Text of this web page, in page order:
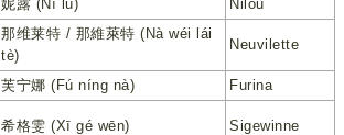
妮露 (Nī lù)
Nilou
那维莱特 / 那維萊特 (Nà wéi lái
tè)
Neuvilette
芙宁娜 (Fú níng nà)
Furina
希格雯 (Xī gé wēn) Sigewinne